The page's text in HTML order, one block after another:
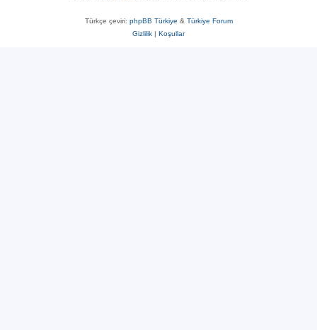
Türkçe çeviri: phpBB Türkiye & Türkiye Forum
Gizlilik | Koşullar